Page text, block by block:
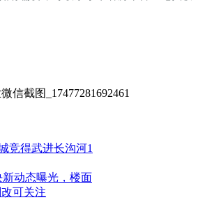
竞得武进长沟河1
动态曝光，楼面
可关注